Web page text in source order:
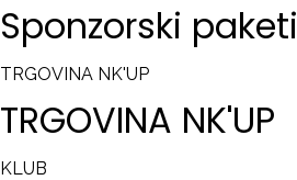
Sponzorski paketi
TRGOVINA NK'UP
TRGOVINA NK'UP
KLUB